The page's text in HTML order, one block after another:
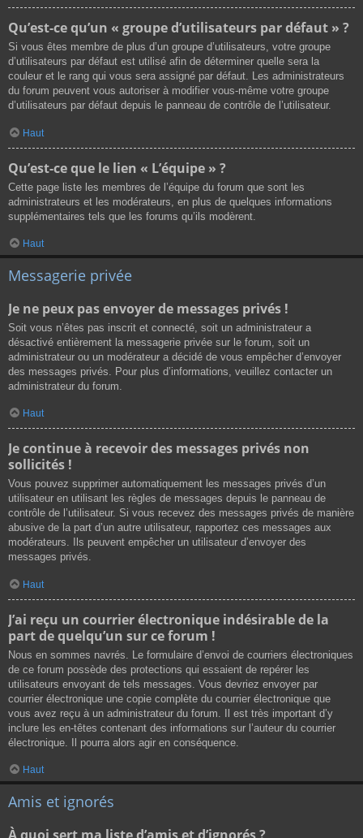
Qu’est-ce qu’un « groupe d’utilisateurs par défaut » ?
Si vous êtes membre de plus d’un groupe d’utilisateurs, votre groupe
d’utilisateurs par défaut est utilisé afin de déterminer quelle sera la
couleur et le rang qui vous sera assigné par défaut. Les administrateurs
du forum peuvent vous autoriser à modifier vous-même votre groupe
d’utilisateurs par défaut depuis le panneau de contrôle de l’utilisateur.
Haut
Qu’est-ce que le lien « L’équipe » ?
Cette page liste les membres de l’équipe du forum que sont les
administrateurs et les modérateurs, en plus de quelques informations
supplémentaires tels que les forums qu’ils modèrent.
Haut
Messagerie privée
Je ne peux pas envoyer de messages privés !
Soit vous n’êtes pas inscrit et connecté, soit un administrateur a
désactivé entièrement la messagerie privée sur le forum, soit un
administrateur ou un modérateur a décidé de vous empêcher d’envoyer
des messages privés. Pour plus d’informations, veuillez contacter un
administrateur du forum.
Haut
Je continue à recevoir des messages privés non
sollicités !
Vous pouvez supprimer automatiquement les messages privés d’un
utilisateur en utilisant les règles de messages depuis le panneau de
contrôle de l’utilisateur. Si vous recevez des messages privés de manière
abusive de la part d’un autre utilisateur, rapportez ces messages aux
modérateurs. Ils peuvent empêcher un utilisateur d’envoyer des
messages privés.
Haut
J’ai reçu un courrier électronique indésirable de la
part de quelqu’un sur ce forum !
Nous en sommes navrés. Le formulaire d’envoi de courriers électroniques
de ce forum possède des protections qui essaient de repérer les
utilisateurs envoyant de tels messages. Vous devriez envoyer par
courrier électronique une copie complète du courrier électronique que
vous avez reçu à un administrateur du forum. Il est très important d’y
inclure les en-têtes contenant des informations sur l’auteur du courrier
électronique. Il pourra alors agir en conséquence.
Haut
Amis et ignorés